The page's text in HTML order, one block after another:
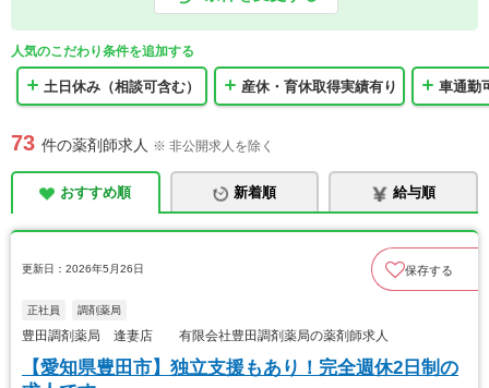
人気のこだわり条件を追加する
土日休み（相談可含む） 産休・育休取得実績有り 車通勤
73 件の薬剤師求人 ※ 非公開求人を除く
おすすめ順 新着順 給与順
更新日：2026年5月26日 保存する
正社員 調剤薬局
豊田調剤薬局 逢妻店 有限会社豊田調剤薬局の薬剤師求人
【愛知県豊田市】独立支援もあり！完全週休2日制の